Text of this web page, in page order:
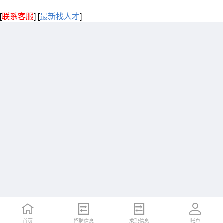
[联系客服] [最新找人才]
首页 招聘信息 求职信息 账户